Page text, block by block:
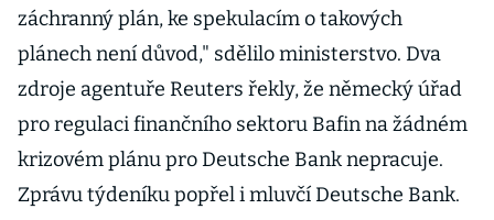
záchranný plán, ke spekulacím o takových
plánech není důvod," sdělilo ministerstvo. Dva
zdroje agentuře Reuters řekly, že německý úřad
pro regulaci finančního sektoru Bafin na žádném
krizovém plánu pro Deutsche Bank nepracuje.
Zprávu týdeníku popřel i mluvčí Deutsche Bank.